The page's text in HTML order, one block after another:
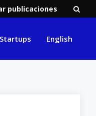
publicaciones
Startups English